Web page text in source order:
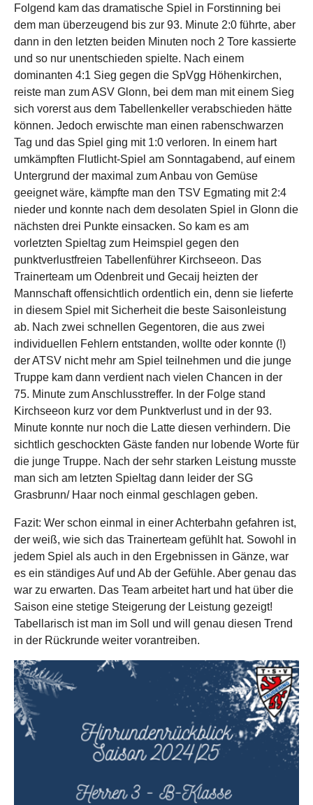
Folgend kam das dramatische Spiel in Forstinning bei
dem man überzeugend bis zur 93. Minute 2:0 führte, aber
dann in den letzten beiden Minuten noch 2 Tore kassierte
und so nur unentschieden spielte. Nach einem
dominanten 4:1 Sieg gegen die SpVgg Höhenkirchen,
reiste man zum ASV Glonn, bei dem man mit einem Sieg
sich vorerst aus dem Tabellenkeller verabschieden hätte
können. Jedoch erwischte man einen rabenschwarzen
Tag und das Spiel ging mit 1:0 verloren. In einem hart
umkämpften Flutlicht-Spiel am Sonntagabend, auf einem
Untergrund der maximal zum Anbau von Gemüse
geeignet wäre, kämpfte man den TSV Egmating mit 2:4
nieder und konnte nach dem desolaten Spiel in Glonn die
nächsten drei Punkte einsacken. So kam es am
vorletzten Spieltag zum Heimspiel gegen den
punktverlustfreien Tabellenführer Kirchseeon. Das
Trainerteam um Odenbreit und Gecaij heizten der
Mannschaft offensichtlich ordentlich ein, denn sie lieferte
in diesem Spiel mit Sicherheit die beste Saisonleistung
ab. Nach zwei schnellen Gegentoren, die aus zwei
individuellen Fehlern entstanden, wollte oder konnte (!)
der ATSV nicht mehr am Spiel teilnehmen und die junge
Truppe kam dann verdient nach vielen Chancen in der
75. Minute zum Anschlusstreffer. In der Folge stand
Kirchseeon kurz vor dem Punktverlust und in der 93.
Minute konnte nur noch die Latte diesen verhindern. Die
sichtlich geschockten Gäste fanden nur lobende Worte für
die junge Truppe. Nach der sehr starken Leistung musste
man sich am letzten Spieltag dann leider der SG
Grasbrunn/ Haar noch einmal geschlagen geben.
Fazit: Wer schon einmal in einer Achterbahn gefahren ist,
der weiß, wie sich das Trainerteam gefühlt hat. Sowohl in
jedem Spiel als auch in den Ergebnissen in Gänze, war
es ein ständiges Auf und Ab der Gefühle. Aber genau das
war zu erwarten. Das Team arbeitet hart und hat über die
Saison eine stetige Steigerung der Leistung gezeigt!
Tabellarisch ist man im Soll und will genau diesen Trend
in der Rückrunde weiter vorantreiben.